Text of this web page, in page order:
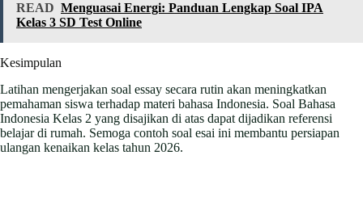
READ Menguasai Energi: Panduan Lengkap Soal IPA
Kelas 3 SD Test Online
Kesimpulan
Latihan mengerjakan soal essay secara rutin akan meningkatkan
pemahaman siswa terhadap materi bahasa Indonesia. Soal Bahasa
Indonesia Kelas 2 yang disajikan di atas dapat dijadikan referensi
belajar di rumah. Semoga contoh soal esai ini membantu persiapan
ulangan kenaikan kelas tahun 2026.